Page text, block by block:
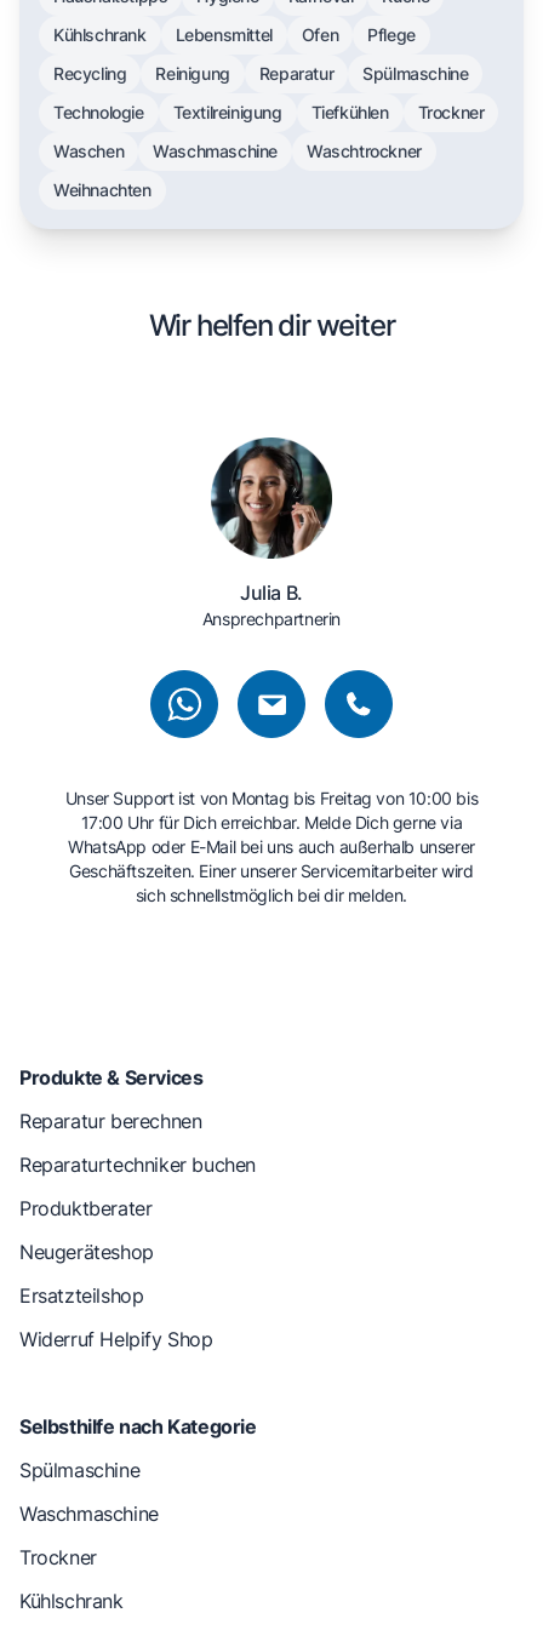
Kühlschrank
Lebensmittel Ofen
Pflege
Recycling
Reinigung Reparatur
Spülmaschine
Technologie
Textilreinigung Tiefkühlen
Trockner
Waschen
Waschmaschine
Waschtrockner
Weihnachten
Wir helfen dir weiter
Julia B.
Ansprechpartnerin
Unser Support ist von Montag bis Freitag von 10:00 bis
17:00 Uhr für Dich erreichbar. Melde Dich gerne via
WhatsApp oder E-Mail bei uns auch außerhalb unserer
Geschäftszeiten. Einer unserer Servicemitarbeiter wird
sich schnellstmöglich bei dir melden.
Produkte & Services
Reparatur berechnen
Reparaturtechniker buchen
Produktberater
Neugeräteshop
Ersatzteilshop
Widerruf Helpify Shop
Selbsthilfe nach Kategorie
Spülmaschine
Waschmaschine
Trockner
Kühlschrank